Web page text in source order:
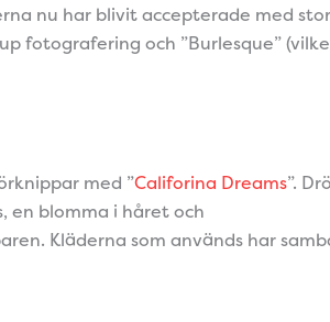
nu har blivit accepterade med
fotografering och ”Burlesque”
med ”Califorina Dreams”.
en blomma i håret och
Kläderna som används har